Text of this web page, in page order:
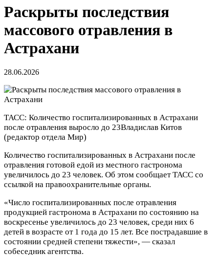
Раскрыты последствия
массового отравления в
Астрахани
28.06.2026
ТАСС: Количество госпитализированных в Астрахани
после отравления выросло до 23Владислав Китов
(редактор отдела Мир)
Количество госпитализированных в Астрахани после
отравления готовой едой из местного гастронома
увеличилось до 23 человек. Об этом сообщает ТАСС со
ссылкой на правоохранительные органы.
«Число госпитализированных после отравления
продукцией гастронома в Астрахани по состоянию на
воскресенье увеличилось до 23 человек, среди них 6
детей в возрасте от 1 года до 15 лет. Все пострадавшие в
состоянии средней степени тяжести», — сказал
собеседник агентства.